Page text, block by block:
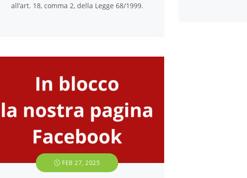
all’art. 18, comma 2, della Legge 68/1999.
FEB 27, 2025